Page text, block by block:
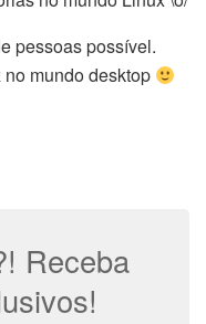
pessoas possível.
mundo desktop
Receba